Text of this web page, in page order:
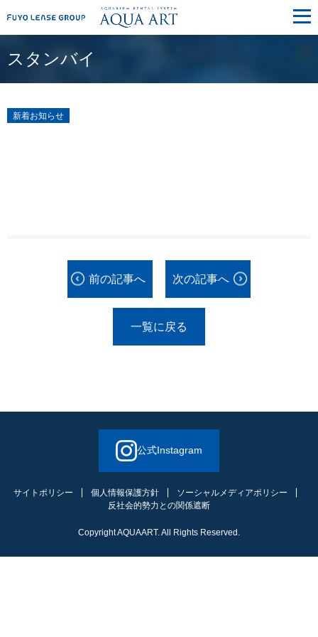
メ
ニ
ュ
スタンバイ
新着お知らせ
前の記事へ
一覧に戻る
次の記事へ
公式Instagram
サイトポリシー 個人情報保護方針
ソーシャルメディアポリシー
反社会的勢力との関係遮断
Copyright AQUAART. All Rights Reserved.